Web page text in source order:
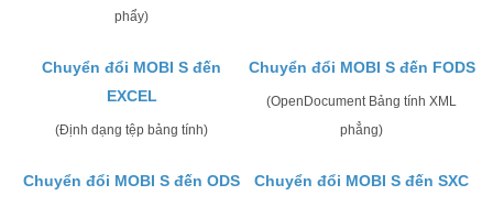
phẩy)
Chuyển đổi MOBI S đến
EXCEL
(Định dạng tệp bảng tính)
Chuyển đổi MOBI S đến FODS
(OpenDocument Bảng tính XML
phẳng)
Chuyển đổi MOBI S đến ODS Chuyển đổi MOBI S đến SXC